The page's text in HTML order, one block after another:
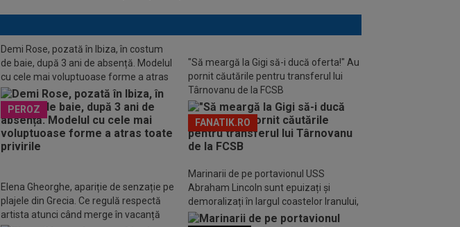
Demi Rose, pozată în Ibiza, în costum
de baie, după 3 ani de absență. Modelul
cu cele mai voluptuoase forme a atras
toate privirile
PEROZ
"Să meargă la Gigi să-i ducă oferta!" Au
pornit căutările pentru transferul lui
Târnovanu de la FCSB
FANATIK.RO
Elena Gheorghe, apariție de senzație pe
plajele din Grecia. Ce regulă respectă
artista atunci când merge în vacanță
Marinarii de pe portavionul USS
Abraham Lincoln sunt epuizați și
demoralizați în largul coastelor Iranului,
avertizează familiile acestora